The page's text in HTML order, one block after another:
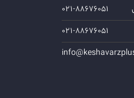
۰۲۱-۸۸۶۷۶۰۵۱
۰۲۱-۸۸۶۷۶۰۵۱